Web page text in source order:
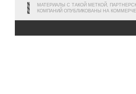
МАТЕРИАЛЫ С ТАКОЙ МЕТКОЙ,
КОМПАНИЙ ОПУБЛИКОВАНЫ НА